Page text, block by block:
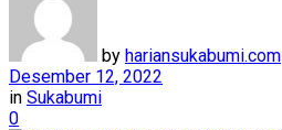
by hariansukabumi.com
Desember 12, 2022
in Sukabumi
0